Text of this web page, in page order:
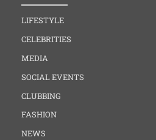
LIFESTYLE
CELEBRITIES
MEDIA
SOCIAL EVENTS
CLUBBING
FASHION
NEWS